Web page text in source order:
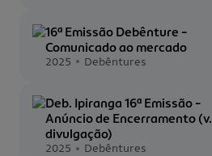
16ª Emissão Debênture -
Comunicado ao mercado
2025 Debêntures
Deb. Ipiranga 16ª Emissão -
Anúncio de Encerramento (v.
divulgação)
2025 Debêntures